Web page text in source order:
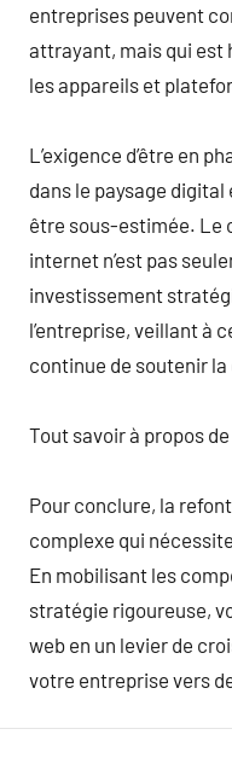
entreprises peuvent
attrayant, mais qui est
les appareils et
L’exigence d’être en
dans le paysage
être sous-estimée. Le
internet n’est pas
investissement
l’entreprise, veillant à
continue de soutenir la
Tout savoir à propos de
Pour conclure, la
complexe qui
En mobilisant les
stratégie rigoureuse,
web en un levier de
votre entreprise vers